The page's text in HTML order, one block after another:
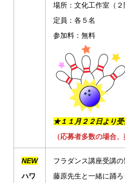
場所：文化工作室（２
定員：各５名
参加料：無料
★１１月２２日より受
（応募者多数の場合
NEW
ハワ
フラダンス講座受講
藤原先生と一緒に踊